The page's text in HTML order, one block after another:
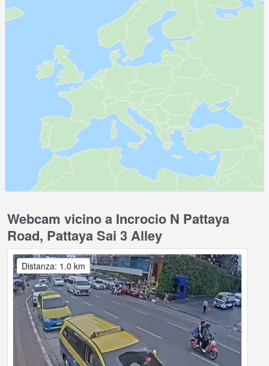
Webcam vicino a Incrocio N Pattaya
Road, Pattaya Sai 3 Alley
Distanza: 1.0 km